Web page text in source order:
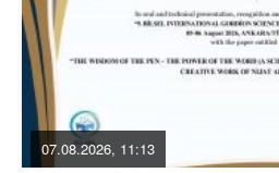
07.08.2026, 11:13